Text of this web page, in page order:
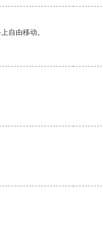
自由移动。